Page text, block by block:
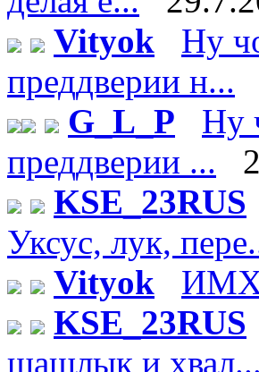
Vityok
Ну
преддверии н...
G_L_P
Ну
преддверии ...
KSE_23RUS
Уксус, лук,
Vityok
KSE_23RUS
шашлык и хвал...